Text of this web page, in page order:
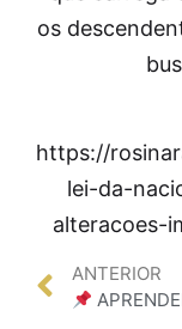
os
https://
lei-da-
alteracoes-
ANTERIOR
APRENDER